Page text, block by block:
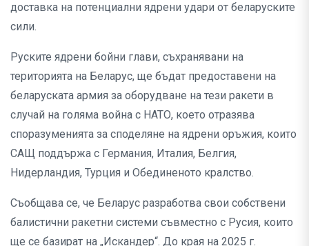
доставка на потенциални ядрени удари от беларуските
сили.
Руските ядрени бойни глави, съхранявани на
територията на Беларус, ще бъдат предоставени на
беларуската армия за оборудване на тези ракети в
случай на голяма война с НАТО, което отразява
споразуменията за споделяне на ядрени оръжия, които
САЩ поддържа с Германия, Италия, Белгия,
Нидерландия, Турция и Обединеното кралство.
Съобщава се, че Беларус разработва свои собствени
балистични ракетни системи съвместно с Русия, които
ще се базират на „Искандер“. До края на 2025 г.